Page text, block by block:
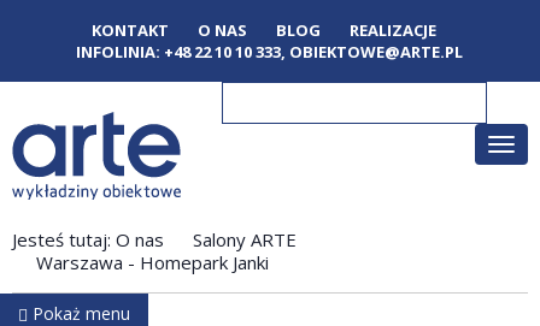
KONTAKT O NAS BLOG
REALIZACJE
INFOLINIA: +48 22 10 10 333, OBIEKTOWE@ARTE.PL
Jesteś tutaj: O nas
Salony ARTE
Warszawa - Homepark Janki
Pokaż menu